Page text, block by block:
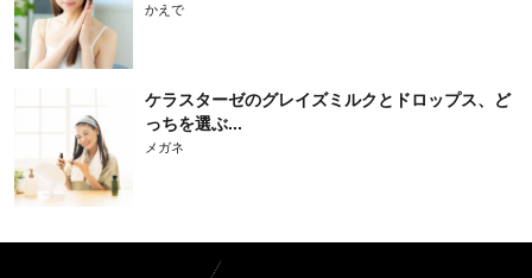
かえで
ケラスターゼのグレイズミルクとドロップス、ど
っちを選ぶ...
メガネ